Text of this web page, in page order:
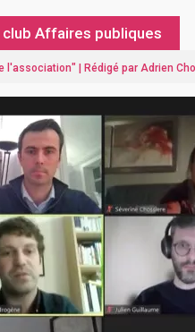
Affaires publiques
l'association" | Rédigé par Adrien